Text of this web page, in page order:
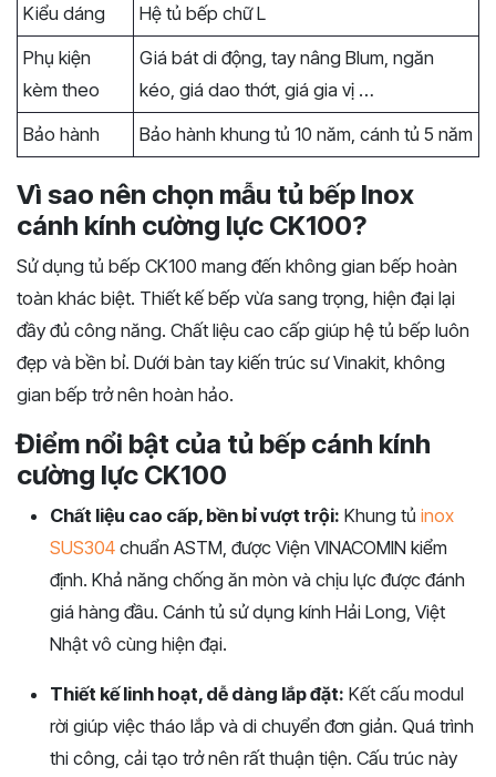
Kiểu dáng
Hệ tủ bếp chữ L
Phụ kiện
kèm theo
Giá bát di động, tay nâng Blum, ngăn
kéo, giá dao thớt, giá gia vị …
Bảo hành
Bảo hành khung tủ 10 năm, cánh tủ 5 năm
Vì sao nên chọn mẫu tủ bếp Inox
cánh kính cường lực CK100?
Sử dụng tủ bếp CK100 mang đến không gian bếp hoàn
toàn khác biệt. Thiết kế bếp vừa sang trọng, hiện đại lại
đầy đủ công năng. Chất liệu cao cấp giúp hệ tủ bếp luôn
đẹp và bền bỉ. Dưới bàn tay kiến trúc sư Vinakit, không
gian bếp trở nên hoàn hảo.
Điểm nổi bật của tủ bếp cánh kính
cường lực CK100
Chất liệu cao cấp, bền bỉ vượt trội: Khung tủ inox
SUS304 chuẩn ASTM, được Viện VINACOMIN kiểm
định. Khả năng chống ăn mòn và chịu lực được đánh
giá hàng đầu. Cánh tủ sử dụng kính Hải Long, Việt
Nhật vô cùng hiện đại.
Thiết kế linh hoạt, dễ dàng lắp đặt: Kết cấu modul
rời giúp việc tháo lắp và di chuyển đơn giản. Quá trình
thi công, cải tạo trở nên rất thuận tiện. Cấu trúc này